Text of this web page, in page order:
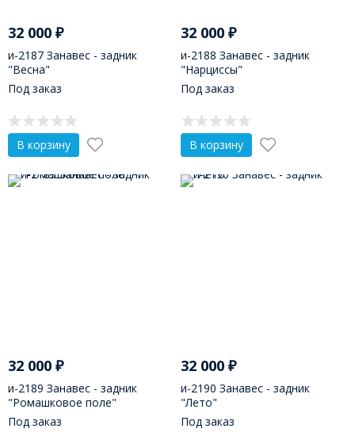
32 000 ₽
и-2187 Занавес - задник
"Весна"
Под заказ
В корзину
32 000₽
и-2188 Занавес - задник
"Нарциссы"
Под заказ
В корзину
32 000 ₽
и-2189 Занавес - задник
"Ромашковое поле"
Под заказ
32 000₽
и-2190 Занавес - задник
"Лето"
Под заказ